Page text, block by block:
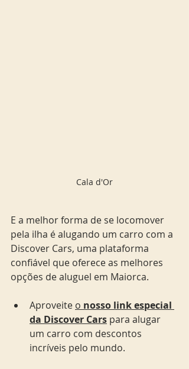
Cala d'Or
E a melhor forma de se locomover
pela ilha é alugando um carro com a
Discover Cars, uma plataforma
confiável que oferece as melhores
opções de aluguel em Maiorca.
Aproveite o nosso link especial
da Discover Cars para alugar
um carro com descontos
incríveis pelo mundo.